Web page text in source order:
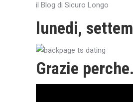
il Blog di Sicuro Longo
lunedi,
Grazie perche.